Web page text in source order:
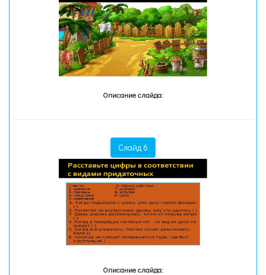
Описание слайда:
Слайд 6
Описание слайда: